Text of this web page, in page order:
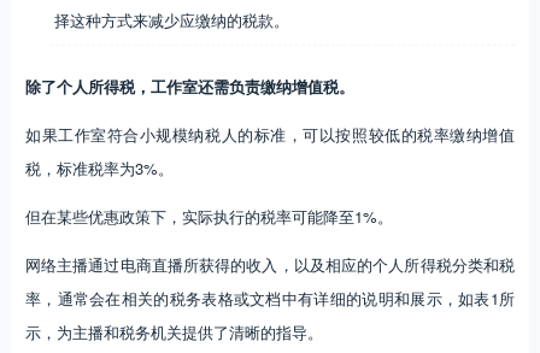
择这种方式来减少应缴纳的税款。
除了个人所得税，工作室还需负责缴纳增值税。
如果工作室符合小规模纳税人的标准，可以按照较低的税率缴纳增值
税，标准税率为3%。
但在某些优惠政策下，实际执行的税率可能降至1%。
网络主播通过电商直播所获得的收入，以及相应的个人所得税分类和税
率，通常会在相关的税务表格或文档中有详细的说明和展示，如表1所
示，为主播和税务机关提供了清晰的指导。